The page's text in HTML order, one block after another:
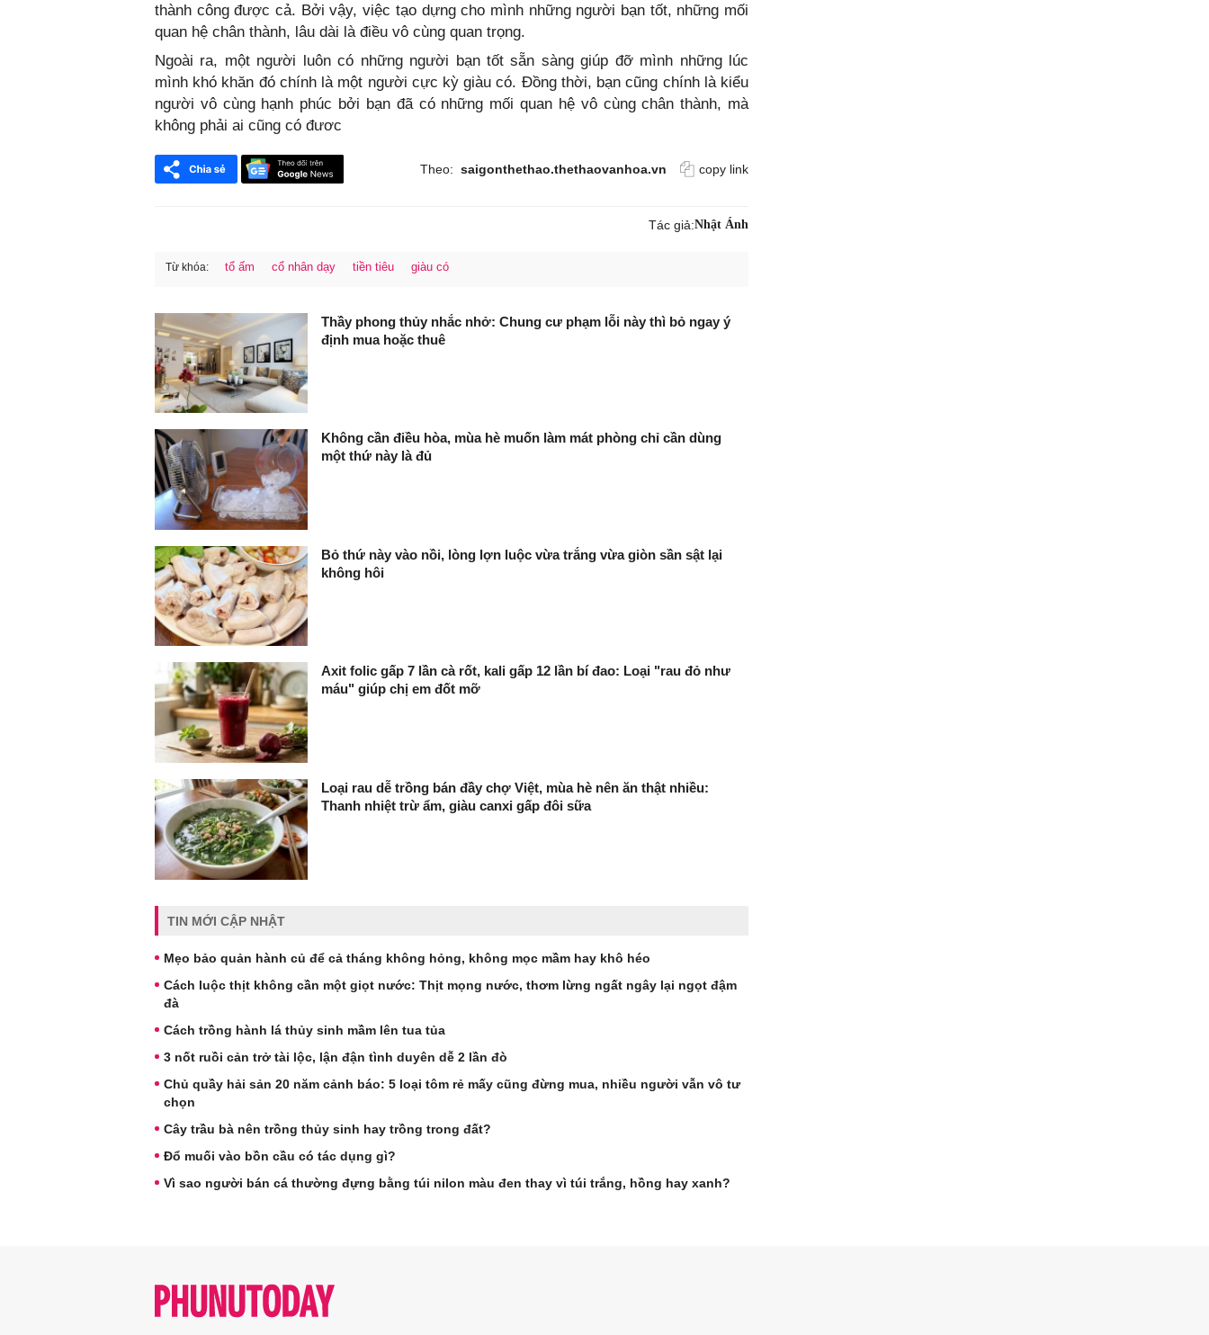
thành công được cả. Bởi vậy, việc tạo dựng cho mình những người bạn tốt, những mối
quan hệ chân thành, lâu dài là điều vô cùng quan trọng.
Ngoài ra, một người luôn có những người bạn tốt sẵn sàng giúp đỡ mình những lúc
mình khó khăn đó chính là một người cực kỳ giàu có. Đồng thời, bạn cũng chính là kiểu
người vô cùng hạnh phúc bởi bạn đã có những mối quan hệ vô cùng chân thành, mà
không phải ai cũng có đươc
Theo: saigonthethao.thethaovanhoa.vn copy link
Tác giả:Nhật Ánh
Từ khóa: tổ ấm cổ nhân dạy tiền tiêu giàu có
Thầy phong thủy nhắc nhở: Chung cư phạm lỗi này thì bỏ ngay ý
định mua hoặc thuê
Không cần điều hòa, mùa hè muốn làm mát phòng chỉ cần dùng
một thứ này là đủ
Bỏ thứ này vào nồi, lòng lợn luộc vừa trắng vừa giòn sần sật lại
không hôi
Axit folic gấp 7 lần cà rốt, kali gấp 12 lần bí đao: Loại "rau đỏ như
máu" giúp chị em đốt mỡ
Loại rau dễ trồng bán đầy chợ Việt, mùa hè nên ăn thật nhiều:
Thanh nhiệt trừ ẩm, giàu canxi gấp đôi sữa
TIN MỚI CẬP NHẬT
Mẹo bảo quản hành củ để cả tháng không hỏng, không mọc mầm hay khô héo
Cách luộc thịt không cần một giọt nước: Thịt mọng nước, thơm lừng ngất ngây lại ngọt đậm
đà
Cách trồng hành lá thủy sinh mầm lên tua tủa
3 nốt ruồi cản trở tài lộc, lận đận tình duyên dễ 2 lần đò
Chủ quầy hải sản 20 năm cảnh báo: 5 loại tôm rẻ mấy cũng đừng mua, nhiều người vẫn vô tư
chọn
Cây trầu bà nên trồng thủy sinh hay trồng trong đất?
Đổ muối vào bồn cầu có tác dụng gì?
Vì sao người bán cá thường đựng bằng túi nilon màu đen thay vì túi trắng, hồng hay xanh?